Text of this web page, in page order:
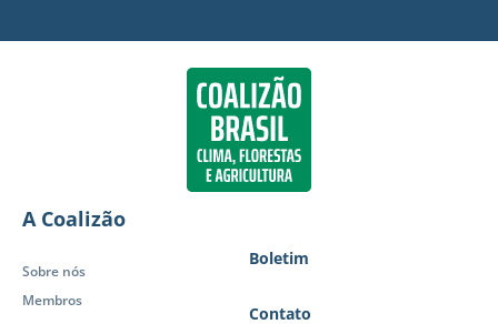
A Coalizão
Sobre nós
Membros
Boletim
Contato